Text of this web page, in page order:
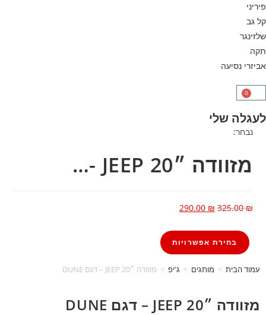
פיריני
קל גב
שלזינגר
תקה
אביזרי נסיעה
0
לעגלה שלי
נבחר:
מזוודה ״20 JEEP -…
325.00₪
290.00 ₪
בחירת אפשרויות
עמוד הבית > מותגים > ג'יפ > מזוודה ״20 JEEP – דגם DUNE
מזוודה ״20 JEEP – דגם DUNE